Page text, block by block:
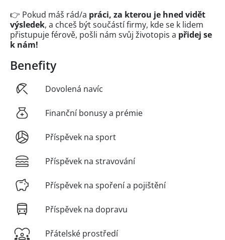
👉 Pokud máš rád/a práci, za kterou je hned vidět
výsledek, a chceš být součástí firmy, kde se k lidem
přistupuje férově, pošli nám svůj životopis a přidej se
k nám!
Benefity
Dovolená navíc
Finanční bonusy a prémie
Příspěvek na sport
Příspěvek na stravování
Příspěvek na spoření a pojištění
Příspěvek na dopravu
Přátelské prostředí